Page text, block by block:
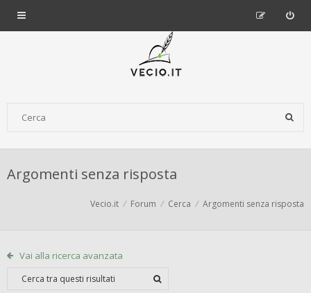
Argomenti senza risposta
Vecio.it Forum Cerca Argomenti senza risposta
Vai alla ricerca avanzata